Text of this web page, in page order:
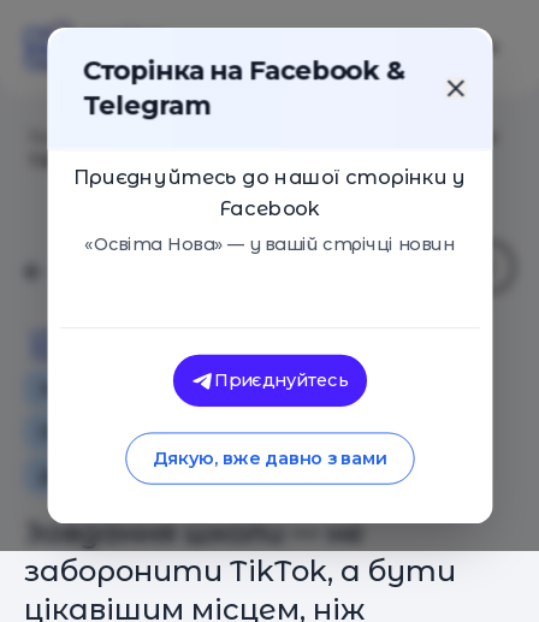
Особистий досвід
Освіта в Україні
Додаткова освіта для дітей
Завдання школи — не
заборонити ТіkТоk, а бути
цікавішим місцем, ніж
Сторінка на Facebook &
Telegram
Приєднуйтесь до нашої сторінки у
Facebook
«Освіта Нова» — у вашій стрічці новин
Приєднуйтесь
Дякую, вже давно з вами